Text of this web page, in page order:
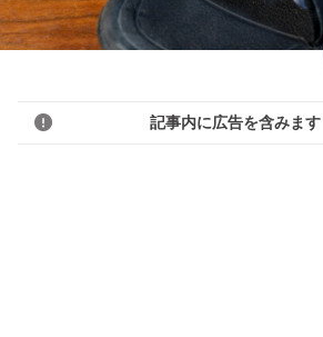
記事内に広告を含みます